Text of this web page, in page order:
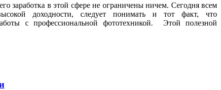
заработка в этой сфере не ограничены ничем. Сегодня всем
доходности, следует понимать и тот факт, что
с профессиональной фототехникой. Этой полезной